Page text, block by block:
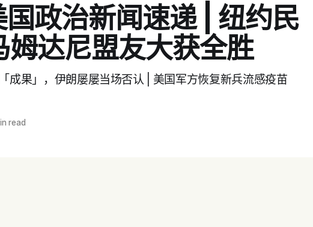
政治新闻速递 | 纽约民
姆达尼盟友大获全胜
成果」，伊朗屡屡当场否认 | 美国军方恢复新兵流感疫苗
read